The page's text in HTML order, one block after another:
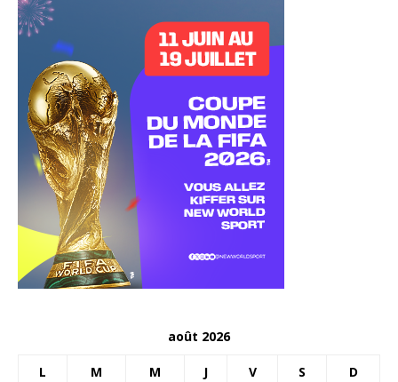
août 2026
L M M J V S D